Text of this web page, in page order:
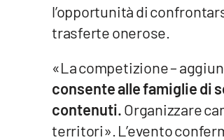
Vibo Valentia
Lamezia Terme
l’opportunità di
trasferte onerose.
«La competizione –
consente alle famiglie di
contenuti.Organizzare
territori». L’evento